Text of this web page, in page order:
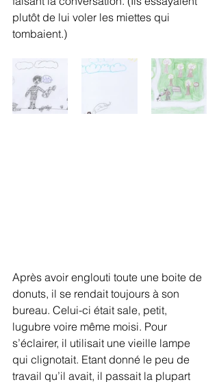
plutôt de lui voler les miettes qui
tombaient.)
Après avoir englouti toute une boite de
donuts, il se rendait toujours à son
bureau. Celui-ci était sale, petit,
lugubre voire même moisi. Pour
s’éclairer, il utilisait une vieille lampe
qui clignotait. Etant donné le peu de
travail qu’il avait, il passait la plupart